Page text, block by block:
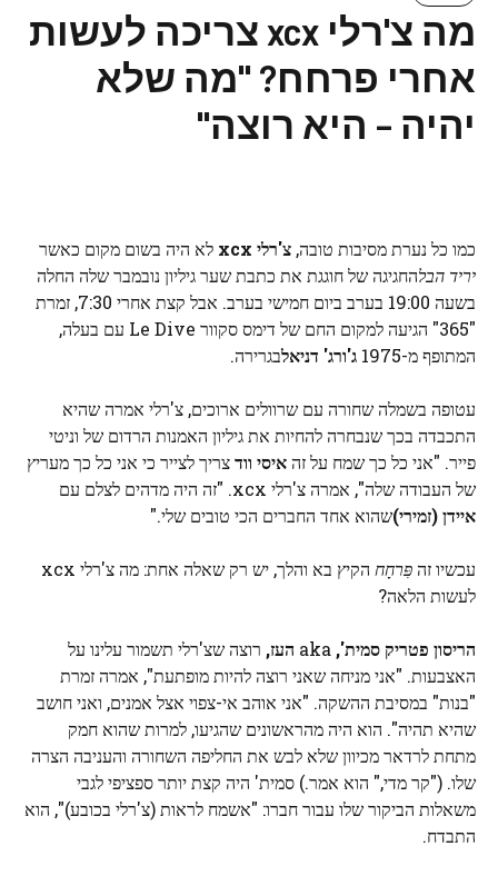
מה צ'רלי xcx צריכה לעשות
אחרי פרחח? "מה שלא
יהיה – היא רוצה"
כמו כל נערת מסיבות טובה, צ'רלי xcx
לא היה בשום מקום כאשר
יריד הבלהחגיגה של חוגגת את כתבת שער גיליון נובמבר שלה החלה
בשעה 19:00 בערב ביום חמישי בערב. אבל קצת אחרי 7:30, זמרת
"365" הגיעה למקום החם של דימס סקוור Le Dive עם בעלה,
המתופף מ-1975
ג'ורג' דניאלבגרירה.
עטופה בשמלה שחורה עם שרוולים ארוכים, צ'רלי אמרה שהיא
התכבדה בכך שנבחרה להחיות את גיליון האמנות הרדום של וניטי
פייר. "אני כל כך שמח על זהאיסי וודצריך לצייר כי אני כל כך מעריץ
של העבודה שלה", אמרה צ'רלי xcx. "זה היה מדהים לצלם עם
איידן (זמירי)שהוא אחד החברים הכי טובים שלי."
עכשיו זהפִּרחָח
הקיץ בא והלך, יש רק שאלה אחת: מה צ'רלי xcx
לעשות הלאה?
הריסון פטריק סמית', העז, רוצה שצ'רלי תשמור עלינו על
האצבעות. "אני מניחה שאני רוצה להיות מופתעת", אמרה זמרת
"בנות" במסיבת ההשקה. "אני אוהב אי-צפוי אצל אמנים, ואני חושב
שהיא תהיה". הוא היה מהראשונים שהגיעו, למרות שהוא חמק
מתחת לרדאר מכיוון שלא לבש את החליפה השחורה והעניבה הצרה
שלו. ("קר מדי," הוא אמר.) סמית' היה קצת יותר ספציפי לגבי
משאלות הביקור שלו עבור חברו: "אשמח לראות (צ'רלי בכובע)", הוא
התבדח.